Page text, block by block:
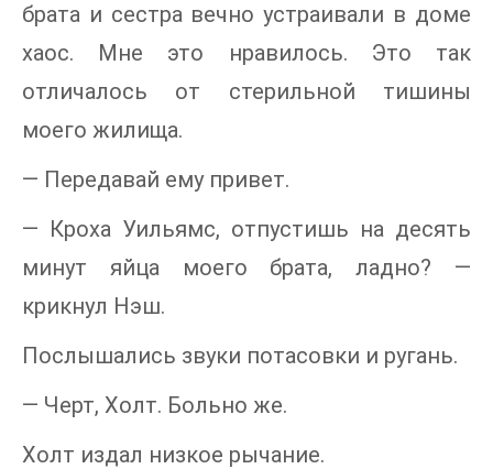
брата и сестра вечно устраивали в доме
хаос. Мне это нравилось. Это так
отличалось от стерильной тишины
моего жилища.
— Передавай ему привет.
— Кроха Уильямс, отпустишь на десять
минут яйца моего брата, ладно? —
крикнул Нэш.
Послышались звуки потасовки и ругань.
— Черт, Холт. Больно же.
Холт издал низкое рычание.